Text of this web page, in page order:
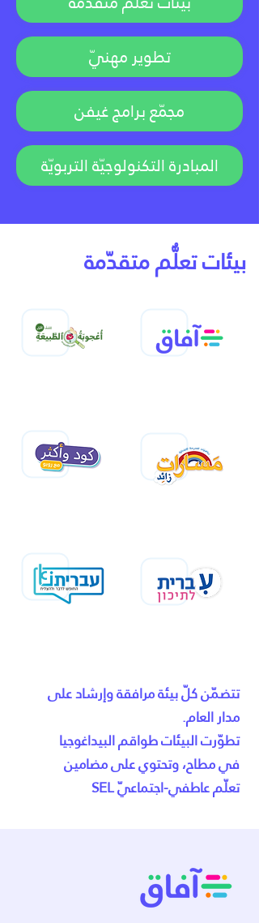
تطوير مهنيّ
مجمّع برامج غيفن
المبادرة التكنولوجيّة التربويّة
بيئات تعلُّم متقدّمة
تتضمّن كلّ بيئة مرافقة وإرشاد على
مدار العام.
تطوّرت البيئات طواقم البيداغوجيا
في مطاح، وتحتوي على مضامين
تعلّم عاطفي-اجتماعيّ SEL